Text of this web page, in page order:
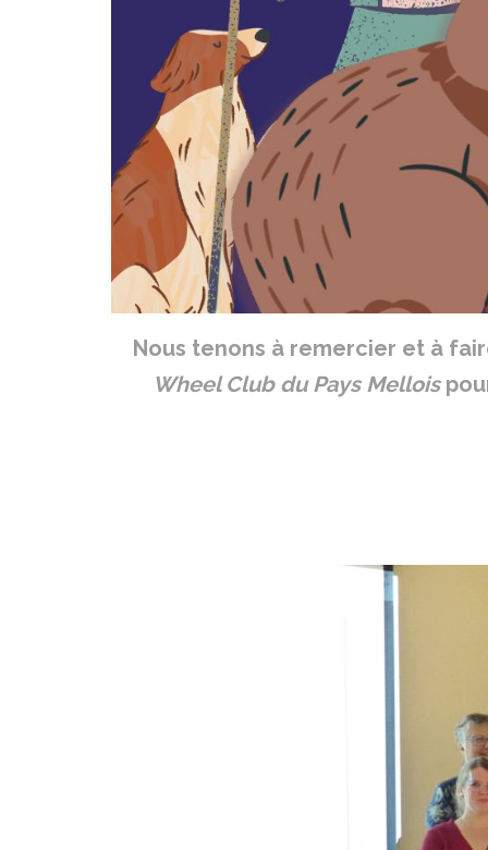
Nous tenons à remercier et à
Wheel Club du Pays Mellois